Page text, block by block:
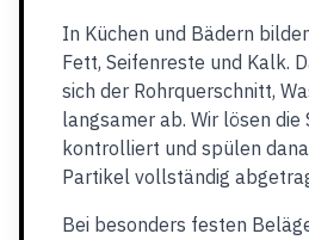
In Küchen und Bädern
Fett, Seifenreste und Kalk.
sich der Rohrquerschnitt,
langsamer ab. Wir lösen die
kontrolliert und spülen
Partikel vollständig
Bei besonders festen